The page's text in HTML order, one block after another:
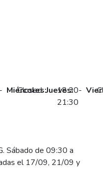
Miércoles:
Closed Jueves:
18:30-
21:30
Sábado de 09:30 a
el 17/09, 21/09 y